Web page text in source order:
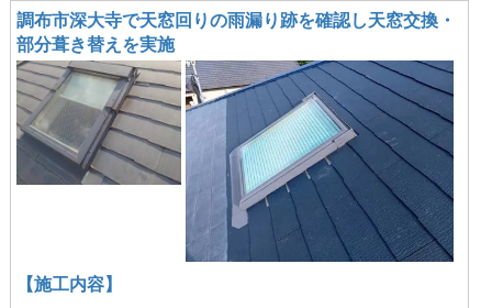
調布市深大寺で天窓回りの雨漏り跡を確認し天窓交換・
部分葺き替えを実施
【施工内容】